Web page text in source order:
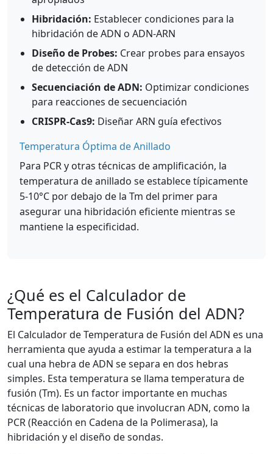
Hibridación: Establecer condiciones para la
hibridación de ADN o ADN-ARN
Diseño de Probes: Crear probes para ensayos
de detección de ADN
Secuenciación de ADN: Optimizar condiciones
para reacciones de secuenciación
CRISPR-Cas9: Diseñar ARN guía efectivos
Temperatura Óptima de Anillado
Para PCR y otras técnicas de amplificación, la
temperatura de anillado se establece típicamente
5-10°C por debajo de la Tm del primer para
asegurar una hibridación eficiente mientras se
mantiene la especificidad.
¿Qué es el Calculador de
Temperatura de Fusión del ADN?
El Calculador de Temperatura de Fusión del ADN es una
herramienta que ayuda a estimar la temperatura a la
cual una hebra de ADN se separa en dos hebras
simples. Esta temperatura se llama temperatura de
fusión (Tm). Es un factor importante en muchas
técnicas de laboratorio que involucran ADN, como la
PCR (Reacción en Cadena de la Polimerasa), la
hibridación y el diseño de sondas.